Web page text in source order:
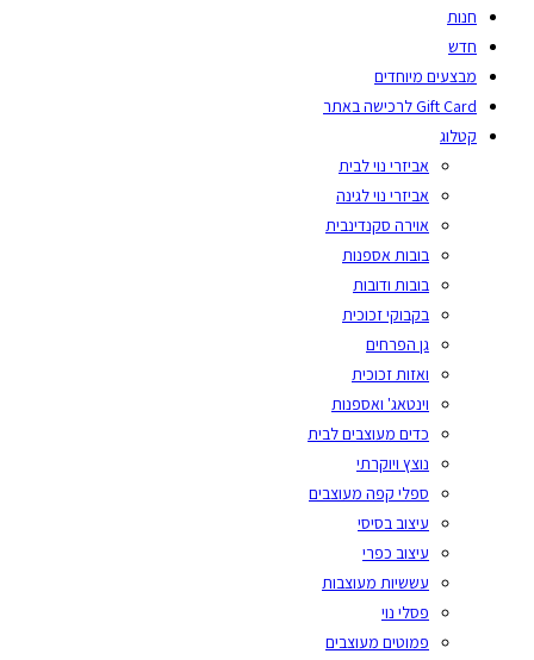
חנות
חדש
מבצעים מיוחדים
Gift Card לרכישה באתר
קטלוג
אביזרי נוי לבית
אביזרי נוי לגינה
אוירה סקנדינבית
בובות אספנות
בובות ודובות
בקבוקי זכוכית
גן הפרחים
ואזות זכוכית
וינטאג' ואספנות
כדים מעוצבים לבית
נוצץ ויוקרתי
ספלי קפה מעוצבים
עיצוב בסיסי
עיצוב כפרי
עששיות מעוצבות
פסלי נוי
פמוטים מעוצבים